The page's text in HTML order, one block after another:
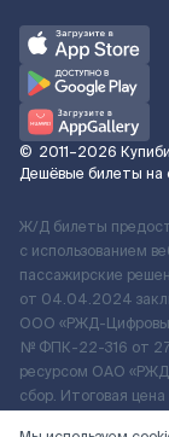
© 2011–2026
Дешёвые билеты на
Ж/Д билеты
с использованием
пассажирские
от 04.04.2024
ООО «РЖД-
№ ФПК-22-316 от
ресурсом ОАО
сбор. Итоговая